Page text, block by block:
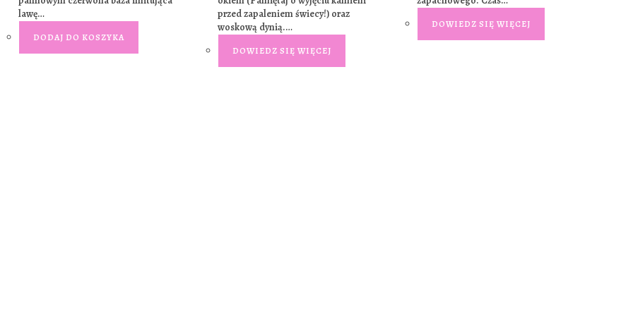
lawę…
DODAJ DO KOSZYKA
przed zapaleniem świecy!) oraz
woskową dynią.…
DOWIEDZ SIĘ WIĘCEJ
DOWIEDZ SIĘ WIĘCEJ